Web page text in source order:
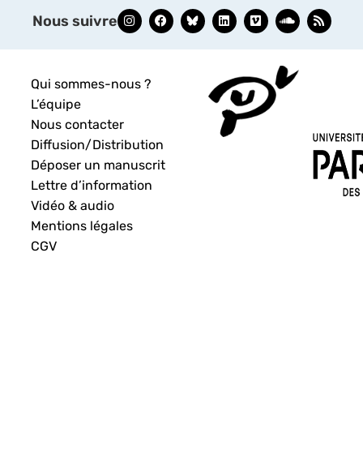
Nous suivre
Qui sommes-nous ?
L’équipe
Nous contacter
Diffusion/Distribution
Déposer un manuscrit
Lettre d’information
Vidéo & audio
Mentions légales
CGV